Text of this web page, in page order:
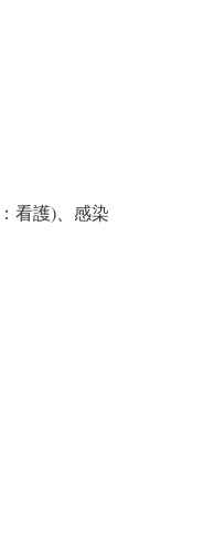
看護)、感染